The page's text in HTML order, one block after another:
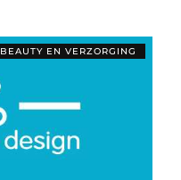
BEAUTY EN VERZORGING